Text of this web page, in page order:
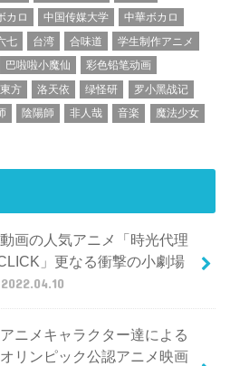
カロ 中国传媒大学
中華ボカロ
七 台湾 合味道
学生制作アニメ
巴啦啦小魔仙
彩色铅笔动画
東方 洛天依 绿怪研
罗小黑战记
陰陽師 非人哉 音楽 魔法少女
画の人気アニメ「時光代理
」更なる衝撃の小劇場
2022.04.10
ニメキャラクター達による
リンピック公認アニメ映画